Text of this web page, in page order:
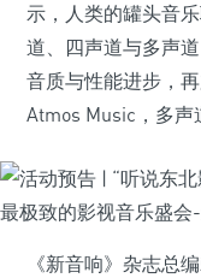
示，人类的罐头音
道、四声道与多声
音质与性能进步，
Atmos Music，多声
《新音响》杂志总